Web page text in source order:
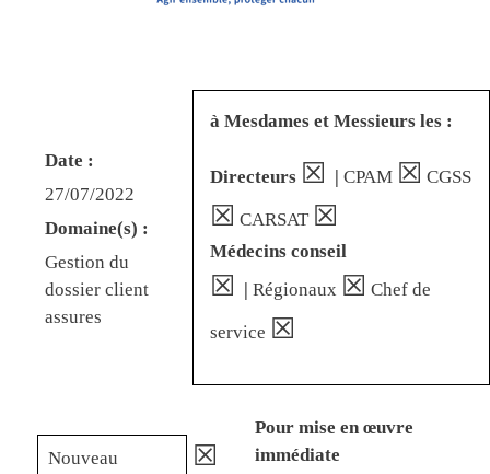
Date :
27/07/2022
Domaine(s) :
Gestion du
dossier client
assures
à Mesdames et Messieurs les :
Directeurs ☒ | CPAM ☒ CGSS
☒ CARSAT ☒
Médecins conseil
☒ | Régionaux ☒ Chef de
service ☒
Nouveau ☒
Pour mise en œuvre
immédiate